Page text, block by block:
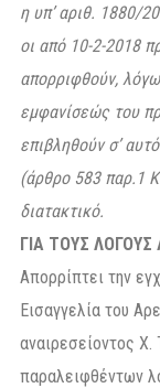
η υπ’ αριθ. 1880/
οι από 10-2-2018
απορριφθούν,
εμφανίσεώς του
επιβληθούν σ’
(άρθρο 583 παρ.1
διατακτικό.
ΓΙΑ ΤΟΥΣ ΛΟΓΟΥΣ
Απορρίπτει την
Εισαγγελία του
αναιρεσείοντος
παραλειφθέντων